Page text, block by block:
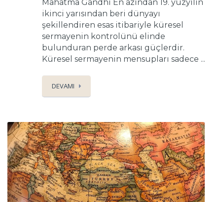
Mahatma Gandhi En azından 19. yüzyılın
ikinci yarısından beri dünyayı
şekillendiren esas itibariyle küresel
sermayenin kontrolünü elinde
bulunduran perde arkası güçlerdir.
Küresel sermayenin mensupları sadece ...
DEVAMI